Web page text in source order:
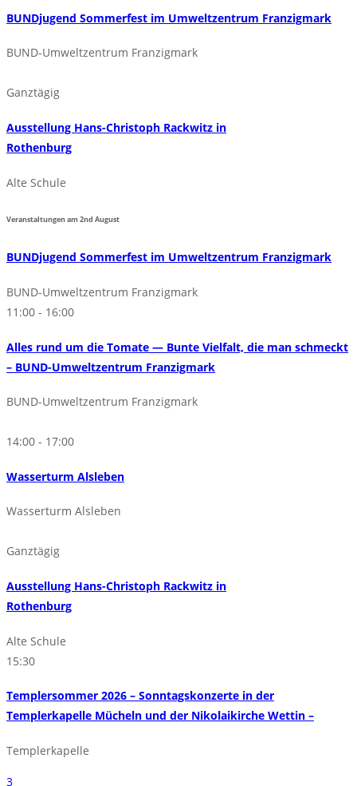
BUNDjugend Sommerfest im Umweltzentrum Franzigmark
BUND-Umweltzentrum Franzigmark
Ganztägig
Ausstellung Hans-Christoph Rackwitz in
Rothenburg
Alte Schule
Veranstaltungen am2nd August
BUNDjugend Sommerfest im Umweltzentrum Franzigmark
BUND-Umweltzentrum Franzigmark
11:00 - 16:00
Alles rund um die Tomate — Bunte Vielfalt, die man schmeckt
– BUND-Umweltzentrum Franzigmark
BUND-Umweltzentrum Franzigmark
14:00 - 17:00
Wasserturm Alsleben
Wasserturm Alsleben
Ganztägig
Ausstellung Hans-Christoph Rackwitz in
Rothenburg
Alte Schule
15:30
Templersommer 2026 – Sonntagskonzerte in der
Templerkapelle Mücheln und der Nikolaikirche Wettin –
Templerkapelle
3